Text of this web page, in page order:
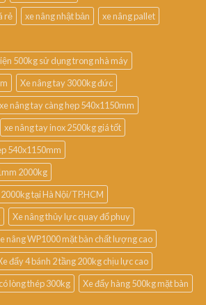
rẻ
xe nâng nhật bản
xe nâng pallet
500kg sử dụng trong nhà máy
Xe nâng tay 3000kg đức
xe nâng tay càng hẹp 540x1150mm
xe nâng tay inox 2500kg giá tốt
540x1150mm
2000kg
tại Hà Nội/TP.HCM
Xe nâng thủy lực quay đổ phuy
nâng WP1000 mặt bàn chất lượng cao
đẩy 4 bánh 2 tầng 200kg chịu lực cao
lòng thép 300kg Xe đẩy hàng 500kg mặt bàn